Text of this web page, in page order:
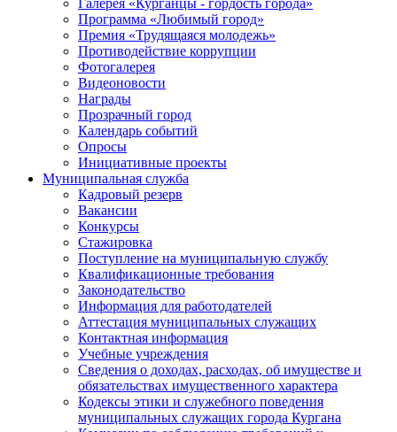
Галерея «Курганцы - гордость города»
Программа «Любимый город»
Премия «Трудящаяся молодежь»
Противодействие коррупции
Фотогалерея
Видеоновости
Награды
Прозрачный город
Календарь событий
Опросы
Инициативные проекты
Муниципальная служба
Кадровый резерв
Вакансии
Конкурсы
Стажировка
Поступление на муниципальную службу
Квалификационные требования
Законодательство
Информация для работодателей
Аттестация муниципальных служащих
Контактная информация
Учебные учреждения
Сведения о доходах, расходах, об имуществе и
обязательствах имущественного характера
Кодексы этики и служебного поведения
муниципальных служащих города Кургана